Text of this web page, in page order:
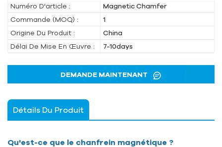
Numéro D'article :
Magnetic Chamfer
Commande (MOQ) :
1
Origine Du Produit :
China
Délai De Mise En Œuvre :
7-10days
DEMANDE MAINTENANT
Détails Du Produit
Qu'est-ce que le chanfrein magnétique ?